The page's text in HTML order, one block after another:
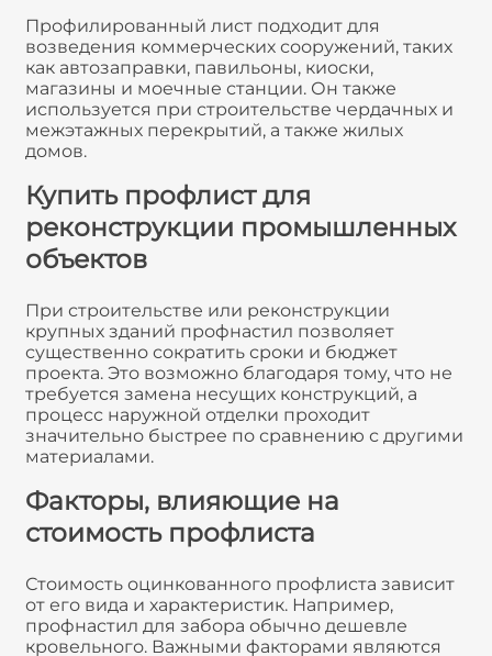
Профилированный лист подходит для
возведения коммерческих сооружений, таких
как автозаправки, павильоны, киоски,
магазины и моечные станции. Он также
используется при строительстве чердачных и
межэтажных перекрытий, а также жилых
домов.
Купить профлист для
реконструкции промышленных
объектов
При строительстве или реконструкции
крупных зданий профнастил позволяет
существенно сократить сроки и бюджет
проекта. Это возможно благодаря тому, что не
требуется замена несущих конструкций, а
процесс наружной отделки проходит
значительно быстрее по сравнению с другими
материалами.
Факторы, влияющие на
стоимость профлиста
Стоимость оцинкованного профлиста зависит
от его вида и характеристик. Например,
профнастил для забора обычно дешевле
кровельного. Важными факторами являются